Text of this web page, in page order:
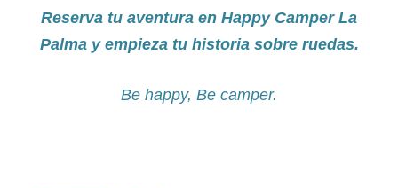
Reserva tu aventura en Happy Camper La
Palma y empieza tu historia sobre ruedas.
Be happy, Be camper.